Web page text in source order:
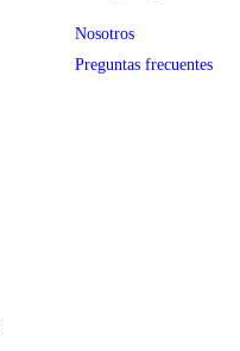
Nosotros
Preguntas frecuentes